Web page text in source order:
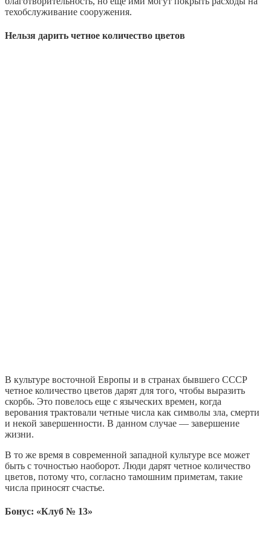
техобслуживание сооружения.
Нельзя дарить четное количество цветов
В культуре восточной Европы и в странах бывшего СССР
четное количество цветов дарят для того, чтобы выразить
скорбь. Это повелось еще с языческих времен, когда
верования трактовали четные числа как символы зла, смерти
и некой завершенности. В данном случае — завершение
жизни.
В то же время в современной западной культуре все может
быть с точностью наоборот. Люди дарят четное количество
цветов, потому что, согласно тамошним приметам, такие
числа приносят счастье.
Бонус: «Клуб № 13»